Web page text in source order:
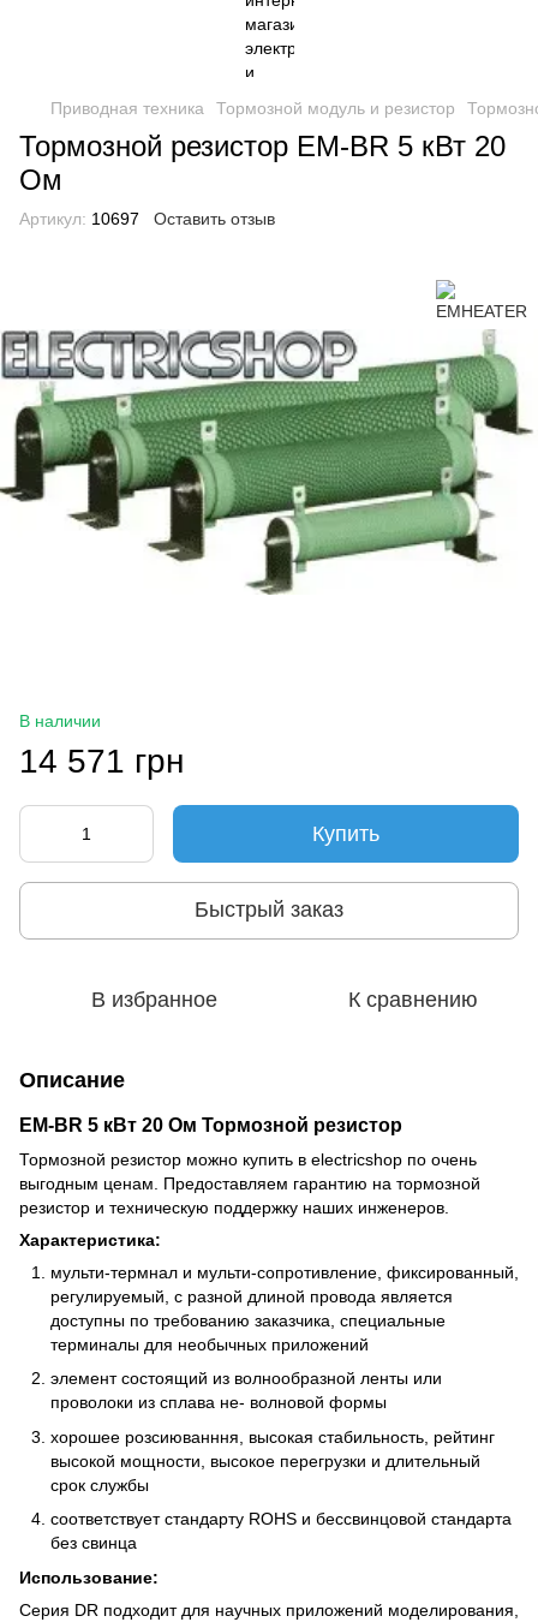
Приводная техника Тормозной модуль и резистор
Тормозной резистор EM-BR 5 кВт 20
Oм
Артикул: 10697 Оставить отзыв
В наличии
14 571 грн
Купить
Быстрый заказ
В избранное К сравнению
Описание
EM-BR 5 кВт 20 Oм Тормозной резистор
Тормозной резистор можно купить в electricshop по очень
выгодным ценам. Предоставляем гарантию на тормозной
резистор и техническую поддержку наших инженеров.
Характеристика:
мульти-термнал и мульти-сопротивление, фиксированный,
регулируемый, с разной длиной провода является
доступны по требованию заказчика, специальные
терминалы для необычных приложений
элемент состоящий из волнообразной ленты или
проволоки из сплава не- волновой формы
хорошее розсиюванння, высокая стабильность, рейтинг
высокой мощности, высокое перегрузки и длительный
срок службы
соответствует стандарту ROHS и бессвинцовой стандарта
без свинца
Использование:
Серия DR подходит для научных приложений моделирования,